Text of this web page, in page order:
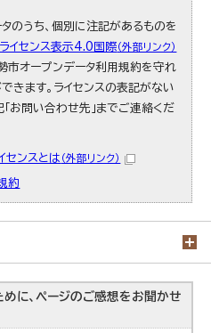
のうち、個別に注記があるものを
ライセンス表示4.0国際（外部リンク）
市オープンデータ利用規約を守れ
きます。ライセンスの表記がない
お問い合わせ先」までご連絡くだ
センスとは （外部リンク）
約
に、ページのご感想をお聞かせ